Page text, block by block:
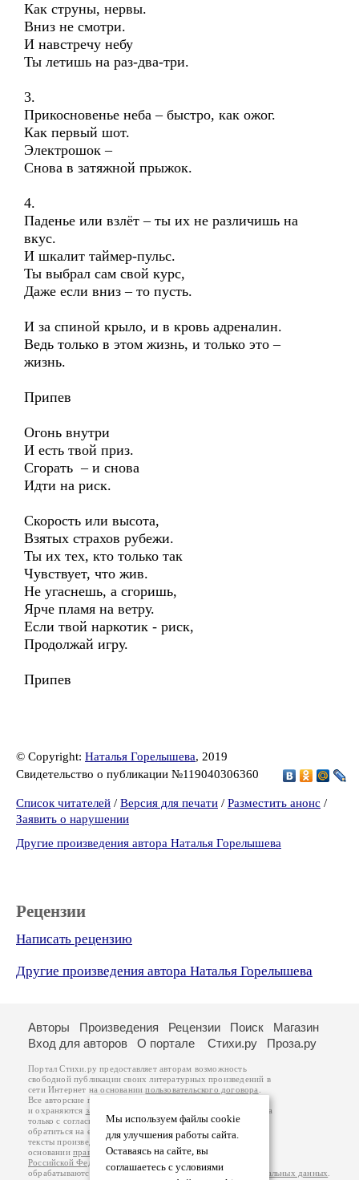
Как струны, нервы.
Вниз не смотри.
И навстречу небу
Ты летишь на раз-два-три.
3.
Прикосновенье неба – быстро, как ожог.
Как первый шот.
Электрошок –
Снова в затяжной прыжок.
4.
Паденье или взлёт – ты их не различишь на
вкус.
И шкалит таймер-пульс.
Ты выбрал сам свой курс,
Даже если вниз – то пусть.
И за спиной крыло, и в кровь адреналин.
Ведь только в этом жизнь, и только это –
жизнь.
Припев
Огонь внутри
И есть твой приз.
Сгорать – и снова
Идти на риск.
Скорость или высота,
Взятых страхов рубежи.
Ты их тех, кто только так
Чувствует, что жив.
Не угаснешь, а сгоришь,
Ярче пламя на ветру.
Если твой наркотик - риск,
Продолжай игру.
Припев
© Copyright: Наталья Горелышева, 2019
Свидетельство о публикации №119040306360
Список читателей / Версия для печати / Разместить анонс /
Заявить о нарушении
Другие произведения автора Наталья Горелышева
Рецензии
Написать рецензию
Другие произведения автора Наталья Горелышева
Мы используем файлы cookie
для улучшения работы сайта.
Оставаясь на сайте, вы
соглашаетесь с условиями
Авторы Произведения Рецензии Поиск
Магазин
Вход для авторов
О портале Стихи.ру Проза.ру
Портал Стихи.ру предоставляет авторам возможность
свободной публикации своих литературных произведений в
сети Интернет на основаниипользовательского договора
Все авторские права на произведения принадлежат авторам
и охраняются законом
. Перепечатка произведений возможна
только с согласия его автора, к которому вы можете
обратиться на его авторской странице. Ответственность за
тексты произведений авторы несут самостоятельно на
основанииправил публикацииизаконодательства
Российской Федерации
обрабатываются на основанииПолитики обработки персональных данных